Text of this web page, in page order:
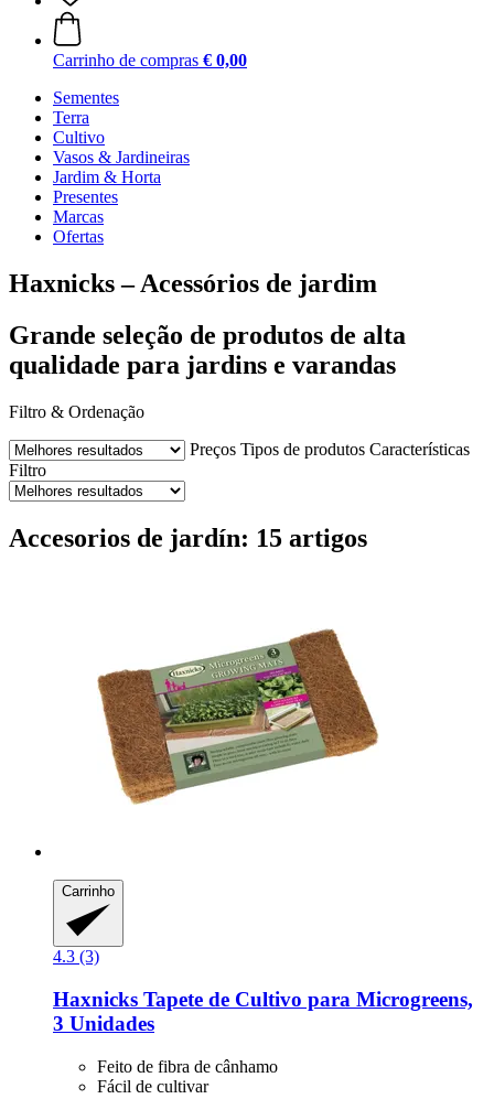
Carrinho de compras € 0,00
Sementes
Terra
Cultivo
Vasos & Jardineiras
Jardim & Horta
Presentes
Marcas
Ofertas
Haxnicks – Acessórios de jardim
Grande seleção de produtos de alta
qualidade para jardins e varandas
Filtro & Ordenação
Preços Tipos de produtos Características
Filtro
Accesorios de jardín: 15 artigos
Carrinho
4.3 (3)
Haxnicks Tapete de Cultivo para Microgreens,
3 Unidades
Feito de fibra de cânhamo
Fácil de cultivar